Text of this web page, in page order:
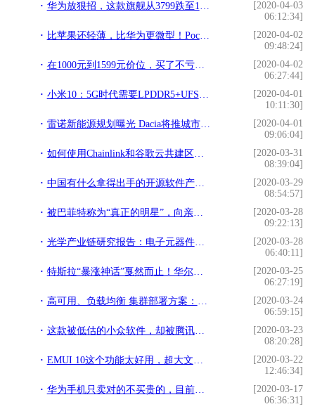
华为放狠招，这款旗舰从3799跌至1699，网友：买早了
[2020-04-03
06:12:34]
比苹果还轻薄，比华为更微型！Pocket2S掌上电脑更新归来
[2020-04-02
09:48:24]
在1000元到1599元价位，买了不亏的三款手机，其中一款性能突出
[2020-04-02
06:27:44]
小米10：5G时代需要LPDDR5+UFS 3.0
[2020-04-01
10:11:30]
雷诺新能源规划曝光 Dacia将推城市代步电动车
[2020-04-01
09:06:04]
如何使用Chainlink和谷歌云共建区块链+云端混合型应用
[2020-03-31
08:39:04]
中国有什么拿得出手的开源软件产品？｜原力计划
[2020-03-29
08:54:57]
被巴菲特称为“真正的明星”，向亲戚借250万创业，今成中国首富
[2020-03-28
09:22:13]
光学产业链研究报告：电子元器件多功能叠加多场景 光学赛道优且长
[2020-03-28
06:40:11]
特斯拉“暴涨神话”戛然而止！华尔街多头开始退缩？
[2020-03-25
06:27:19]
高可用、负载均衡 集群部署方案：Keepalived + Nginx + Tomcat
[2020-03-24
06:59:15]
这款被低估的小众软件，却被腾讯收购！网友：真有眼光！太赞了
[2020-03-23
08:20:28]
EMUI 10这个功能太好用，超大文件秒传还不费流量
[2020-03-22
12:46:34]
华为手机只卖对的不买贵的，目前这三款就很不错，高配低价分量足
[2020-03-17
06:36:31]